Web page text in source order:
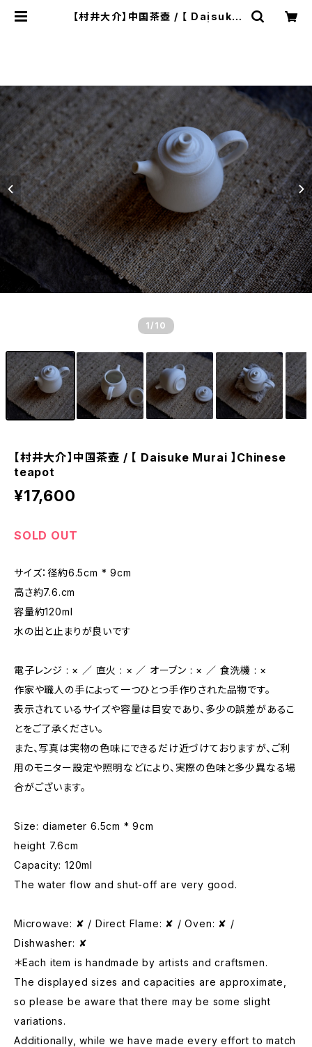
【村井大介】中国茶壺 / 【 Daisuke
1 /10
【村井大介】中国茶壺 / 【 Daisuke Murai 】Chinese
teapot
¥17,600
SOLD OUT
サイズ：径約6.5cm * 9cm
高さ約7.6.cm
容量約120ml
水の出と止まりが良いです
電子レンジ : × ／ 直火 : × ／ オーブン : × ／ 食洗機 : ×
作家や職人の手によって一つひとつ手作りされた品物です。
表示されているサイズや容量は目安であり、多少の誤差があるこ
とをご了承ください。
また、写真は実物の色味にできるだけ近づけておりますが、ご利
用のモニター設定や照明などにより、実際の色味と多少異なる場
合がございます。
Size: diameter 6.5cm * 9cm
height 7.6cm
Capacity: 120ml
The water flow and shut-off are very good.
Microwave: ✘ / Direct Flame: ✘ / Oven: ✘ /
Dishwasher: ✘
＊Each item is handmade by artists and craftsmen.
The displayed sizes and capacities are approximate,
so please be aware that there may be some slight
variations.
Additionally, while we have made every effort to match